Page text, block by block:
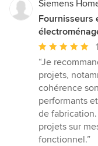
Siemens
Fournisseurs
Note
moyenne
:
5
étoiles
sur
5
“Je
projets,
cohérence
performants
de
projets sur
fonctionnel.”